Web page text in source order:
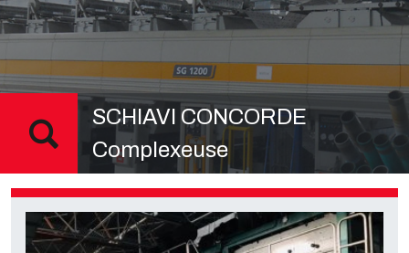
SCHIAVI CONCORDE
Complexeuse